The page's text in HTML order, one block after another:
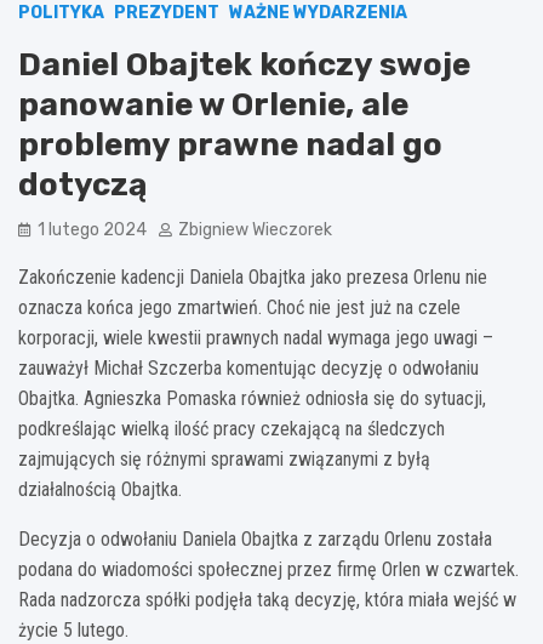
POLITYKA PREZYDENT WAŻNE WYDARZENIA
Daniel Obajtek kończy swoje
panowanie w Orlenie, ale
problemy prawne nadal go
dotyczą
1 lutego 2024 Zbigniew Wieczorek
Zakończenie kadencji Daniela Obajtka jako prezesa Orlenu nie
oznacza końca jego zmartwień. Choć nie jest już na czele
korporacji, wiele kwestii prawnych nadal wymaga jego uwagi –
zauważył Michał Szczerba komentując decyzję o odwołaniu
Obajtka. Agnieszka Pomaska również odniosła się do sytuacji,
podkreślając wielką ilość pracy czekającą na śledczych
zajmujących się różnymi sprawami związanymi z byłą
działalnością Obajtka.
Decyzja o odwołaniu Daniela Obajtka z zarządu Orlenu została
podana do wiadomości społecznej przez firmę Orlen w czwartek.
Rada nadzorcza spółki podjęła taką decyzję, która miała wejść w
życie 5 lutego.